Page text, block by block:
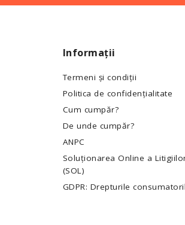
Informații
Termeni și condiții
Politica de confidențialitate
Cum cumpăr?
De unde cumpăr?
ANPC
Soluționarea Online a
(SOL)
GDPR: Drepturile